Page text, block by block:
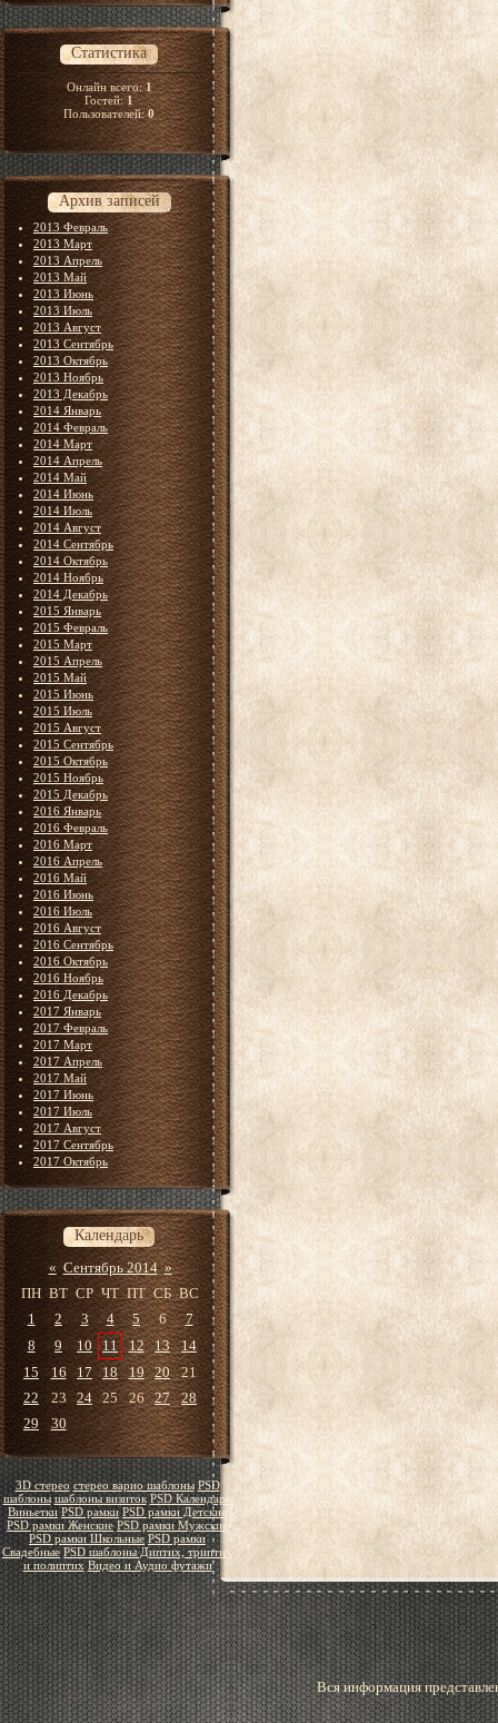
Статистика
Онлайн всего:1
Гостей:1
Пользователей:0
Архив записей
2013 Февраль
2013 Март
2013 Апрель
2013 Май
2013 Июнь
2013 Июль
2013 Август
2013 Сентябрь
2013 Октябрь
2013 Ноябрь
2013 Декабрь
2014 Январь
2014 Февраль
2014 Март
2014 Апрель
2014 Май
2014 Июнь
2014 Июль
2014 Август
2014 Сентябрь
2014 Октябрь
2014 Ноябрь
2014 Декабрь
2015 Январь
2015 Февраль
2015 Март
2015 Апрель
2015 Май
2015 Июнь
2015 Июль
2015 Август
2015 Сентябрь
2015 Октябрь
2015 Ноябрь
2015 Декабрь
2016 Январь
2016 Февраль
2016 Март
2016 Апрель
2016 Май
2016 Июнь
2016 Июль
2016 Август
2016 Сентябрь
2016 Октябрь
2016 Ноябрь
2016 Декабрь
2017 Январь
2017 Февраль
2017 Март
2017 Апрель
2017 Май
2017 Июнь
2017 Июль
2017 Август
2017 Сентябрь
2017 Октябрь
Календарь
« Сентябрь 2014 »
ПН ВТ СР ЧТ ПТ СБ ВС
1
2 3 4 5 6
7
8
9 10 11 12 13
14
15
16 17 18 19 20
21
22
23 24 25 26 27
28
29
30
3D стерео стерео варио шаблоны PSD
шаблоны шаблоны визиток PSD Календари
Виньетки PSD рамки PSD рамки Детские
PSD рамки Женские PSD рамки Мужские
PSD рамки Школьные PSD рамки
Свадебные PSD шаблоны Диптих, триптих
и полиптих Видео и Аудио футажи
Вся информация